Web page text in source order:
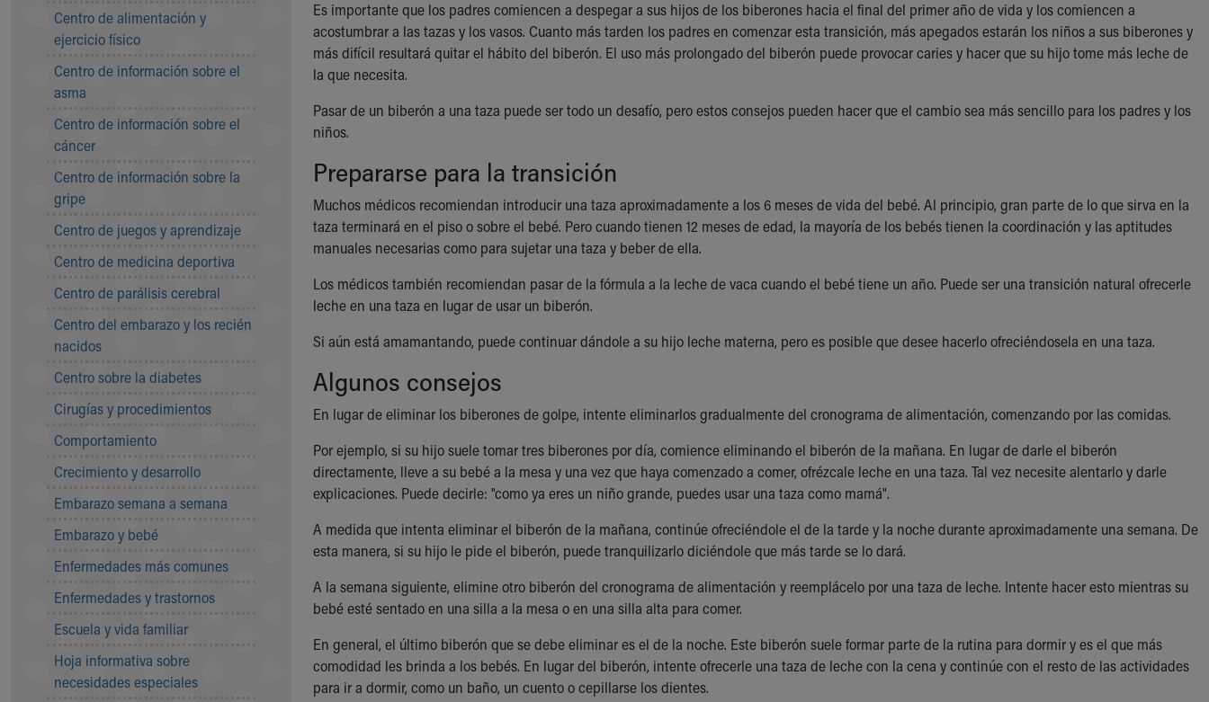
Symptom Checker
Financial Services
Price Estimates
Family Supports
Sports Health Services Provider for Akron Zips
New Parents
Find a Pediatrics Location
MyChart
Make an Appointment
Breastfeeding Medicine
Safe Sleep for Babies
Safe Sleep
Who We Are
Building a Brighter Future
Our Mission, Vision, Promise
Community Mission
Connect With Us
Our Culture of Caring
Our Leadership
Quality and Patient Safety
Unity and Engagement
Women's Board
Our History
Cincinnati Children's
Your Visit
MyChart Telehealth Visits
Centro de alimentación y
ejercicio físico
Centro de información sobre el
asma
Centro de información sobre el
cáncer
Centro de información sobre la
gripe
Centro de juegos y aprendizaje
Centro de medicina deportiva
Centro de parálisis cerebral
Centro del embarazo y los recién
nacidos
Centro sobre la diabetes
Cirugías y procedimientos
Comportamiento
Crecimiento y desarrollo
Embarazo semana a semana
Embarazo y bebé
Enfermedades más comunes
Enfermedades y trastornos
Escuela y vida familiar
Hoja informativa sobre
necesidades especiales
Es importante que los padres comiencen a despegar a sus hijos de los biberones hacia el final del primer año de vida y los comiencen a
acostumbrar a las tazas y los vasos. Cuanto más tarden los padres en comenzar esta transición, más apegados estarán los niños a sus biberones y
más difícil resultará quitar el hábito del biberón. El uso más prolongado del biberón puede provocar caries y hacer que su hijo tome más leche de
la que necesita.
Pasar de un biberón a una taza puede ser todo un desafío, pero estos consejos pueden hacer que el cambio sea más sencillo para los padres y los
niños.
Prepararse para la transición
Muchos médicos recomiendan introducir una taza aproximadamente a los 6 meses de vida del bebé. Al principio, gran parte de lo que sirva en la
taza terminará en el piso o sobre el bebé. Pero cuando tienen 12 meses de edad, la mayoría de los bebés tienen la coordinación y las aptitudes
manuales necesarias como para sujetar una taza y beber de ella.
Los médicos también recomiendan pasar de la fórmula a la leche de vaca cuando el bebé tiene un año. Puede ser una transición natural ofrecerle
leche en una taza en lugar de usar un biberón.
Si aún está amamantando, puede continuar dándole a su hijo leche materna, pero es posible que desee hacerlo ofreciéndosela en una taza.
Algunos consejos
En lugar de eliminar los biberones de golpe, intente eliminarlos gradualmente del cronograma de alimentación, comenzando por las comidas.
Por ejemplo, si su hijo suele tomar tres biberones por día, comience eliminando el biberón de la mañana. En lugar de darle el biberón
directamente, lleve a su bebé a la mesa y una vez que haya comenzado a comer, ofrézcale leche en una taza. Tal vez necesite alentarlo y darle
explicaciones. Puede decirle: "como ya eres un niño grande, puedes usar una taza como mamá".
A medida que intenta eliminar el biberón de la mañana, continúe ofreciéndole el de la tarde y la noche durante aproximadamente una semana. De
esta manera, si su hijo le pide el biberón, puede tranquilizarlo diciéndole que más tarde se lo dará.
A la semana siguiente, elimine otro biberón del cronograma de alimentación y reemplácelo por una taza de leche. Intente hacer esto mientras su
bebé esté sentado en una silla a la mesa o en una silla alta para comer.
En general, el último biberón que se debe eliminar es el de la noche. Este biberón suele formar parte de la rutina para dormir y es el que más
comodidad les brinda a los bebés. En lugar del biberón, intente ofrecerle una taza de leche con la cena y continúe con el resto de las actividades
para ir a dormir, como un baño, un cuento o cepillarse los dientes.